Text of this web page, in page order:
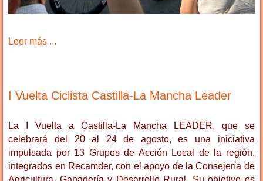
Leer más ...
I Vuelta Ciclista Castilla-La Mancha Leader
La I Vuelta a Castilla-La Mancha LEADER, que se
celebrará del 20 al 24 de agosto, es una iniciativa
impulsada por 13 Grupos de Acción Local de la región,
integrados en Recamder, con el apoyo de la Consejería de